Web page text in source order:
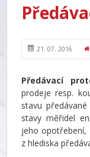
21. 07. 2016
Předávací
prodeje resp.
stavu
stavy měřidel
jeho opotřebení,
z hlediska